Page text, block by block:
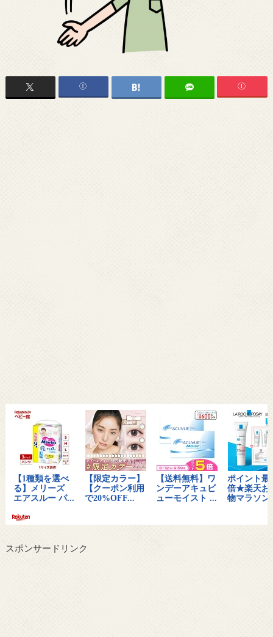
スポンサードリンク